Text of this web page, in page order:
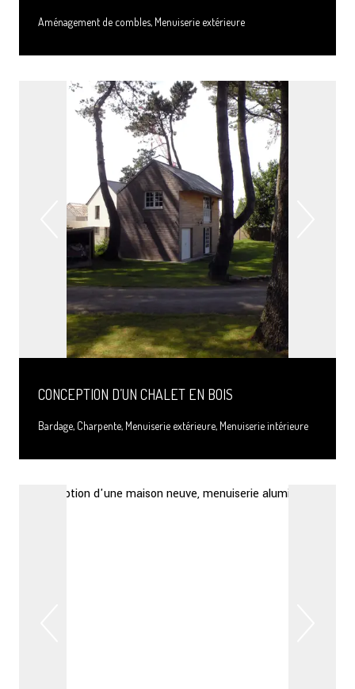
Aménagement de combles, Menuiserie extérieure
CONCEPTION D’UN CHALET EN BOIS
Bardage, Charpente, Menuiserie extérieure, Menuiserie intérieure